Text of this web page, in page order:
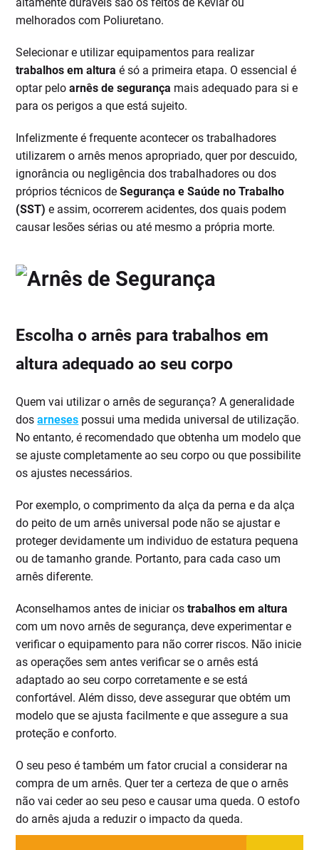
melhorados com Poliuretano.
Selecionar e utilizar equipamentos para realizar
trabalhos em altura é só a primeira etapa. O essencial é
optar peloarnês de segurança mais adequado para si e
para os perigos a que está sujeito.
Infelizmente é frequente acontecer os trabalhadores
utilizarem o arnês menos apropriado, quer por descuido,
ignorância ou negligência dos trabalhadores ou dos
próprios técnicos deSegurança e Saúde no Trabalho
(SST) e assim, ocorrerem acidentes, dos quais podem
causar lesões sérias ou até mesmo a própria morte.
Escolha o arnês para trabalhos em
altura adequado ao seu corpo
Quem vai utilizar o arnês de segurança? A generalidade
dosarneses possui uma medida universal de utilização.
No entanto, é recomendado que obtenha um modelo que
se ajuste completamente ao seu corpo ou que possibilite
os ajustes necessários.
Por exemplo, o comprimento da alça da perna e da alça
do peito de um arnês universal pode não se ajustar e
proteger devidamente um individuo de estatura pequena
ou de tamanho grande. Portanto, para cada caso um
arnês diferente.
Aconselhamos antes de iniciar ostrabalhos em altura
com um novo arnês de segurança, deve experimentar e
verificar o equipamento para não correr riscos. Não inicie
as operações sem antes verificar se o arnês está
adaptado ao seu corpo corretamente e se está
confortável. Além disso, deve assegurar que obtém um
modelo que se ajusta facilmente e que assegure a sua
proteção e conforto.
O seu peso é também um fator crucial a considerar na
compra de um arnês. Quer ter a certeza de que o arnês
não vai ceder ao seu peso e causar uma queda. O estofo
do arnês ajuda a reduzir o impacto da queda.